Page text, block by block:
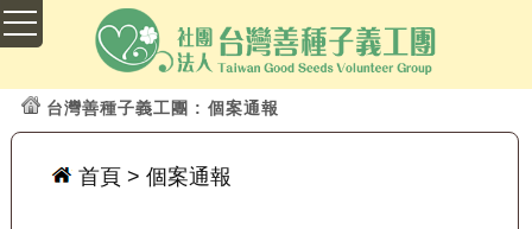
台灣善種子義工團 : 個案通報
首頁 > 個案通報